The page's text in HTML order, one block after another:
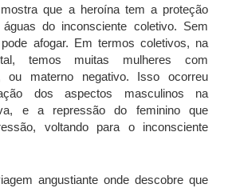
que a heroína tem a proteção
do inconsciente coletivo. Sem
afogar. Em termos coletivos, na
temos muitas mulheres com
ou materno negativo. Isso ocorreu
dos aspectos masculinos na
e a repressão do feminino que
voltando para o inconsciente
angustiante onde descobre que